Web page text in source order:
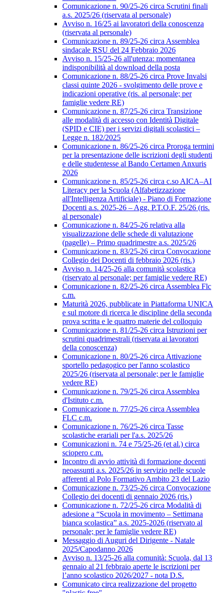
Comunicazione n. 90/25-26 circa Scrutini finali
a.s. 2025/26 (riservata al personale)
Avviso n. 16/25 ai lavoratori della conoscenza
(riservata al personale)
Comunicazione n. 89/25-26 circa Assemblea
sindacale RSU del 24 Febbraio 2026
Avviso n. 15/25-26 all'utenza: momentanea
indisponibilità al download della posta
Comunicazione n. 88/25-26 circa Prove Invalsi
classi quinte 2026 - svolgimento delle prove e
indicazioni operative (ris. al personale; per
famiglie vedere RE)
Comunicazione n. 87/25-26 circa Transizione
alle modalità di accesso con Identità Digitale
(SPID e CIE) per i servizi digitali scolastici –
Legge n. 182/2025
Comunicazione n. 86/25-26 circa Proroga termini
per la presentazione delle iscrizioni degli studenti
e delle studentesse al Bando Certamen Anxuris
2026
Comunicazione n. 85/25-26 circa c.so AICA–AI
Literacy per la Scuola (Alfabetizzazione
all'Intelligenza Artificiale) - Piano di Formazione
Docenti a.s. 2025-26 – Agg. P.T.O.F. 25/26 (ris.
al personale)
Comunicazione n. 84/25-26 relativa alla
visualizzazione delle schede di valutazione
(pagelle) – Primo quadrimestre a.s. 2025/26
Comunicazione n. 83/25-26 circa Convocazione
Collegio dei Docenti di febbraio 2026 (ris.)
Avviso n. 14/25-26 alla comunità scolastica
(riservato al personale; per famiglie vedere RE)
Comunicazione n. 82/25-26 circa Assemblea Flc
c.m.
Maturità 2026, pubblicate in Piattaforma UNICA
e sul motore di ricerca le discipline della seconda
prova scritta e le quattro materie del colloquio
Comunicazione n. 81/25-26 circa Istruzioni per
scrutini quadrimestrali (riservata ai lavoratori
della conoscenza)
Comunicazione n. 80/25-26 circa Attivazione
sportello pedagogico per l'anno scolastico
2025/26 (riservata al personale; per le famiglie
vedere RE)
Comunicazione n. 79/25-26 circa Assemblea
d'Istituto c.m.
Comunicazione n. 77/25-26 circa Assemblea
FLC c.m.
Comunicazione n. 76/25-26 circa Tasse
scolastiche erariali per l'a.s. 2025/26
Comunicazioni n. 74 e 75/25-26 (et al.) circa
sciopero c.m.
Incontro di avvio attività di formazione docenti
neoassunti a.s. 2025/26 in servizio nelle scuole
afferenti al Polo Formativo Ambito 23 del Lazio
Comunicazione n. 73/25-26 circa Convocazione
Collegio dei docenti di gennaio 2026 (ris.)
Comunicazione n. 72/25-26 circa Modalità di
adesione a “Scuola in movimento – Settimana
bianca scolastica” a.s. 2025-2026 (riservato al
personale; per le famiglie vedere RE)
Messaggio di Auguri del Dirigente - Natale
2025/Capodanno 2026
Avviso n. 13/25-26 alla comunità: Scuola, dal 13
gennaio al 21 febbraio aperte le iscrizioni per
l’anno scolastico 2026/2027 - nota D.S.
Comunicato circa realizzazione del progetto